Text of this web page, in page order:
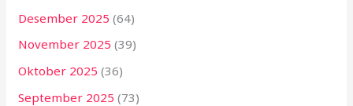
Desember 2025 (64)
November 2025 (39)
Oktober 2025 (36)
September 2025 (73)